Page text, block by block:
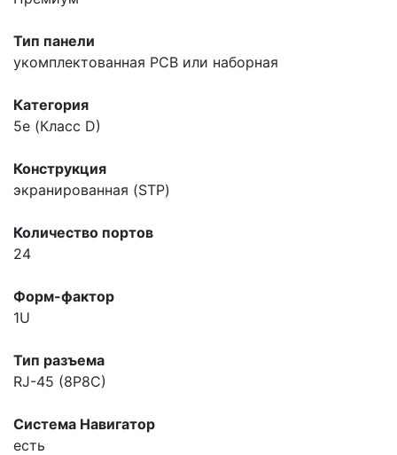
Тип панели
укомплектованная PCB или наборная
Категория
5e (Класс D)
Конструкция
экранированная (STP)
Количество портов
24
Форм-фактор
1U
Тип разъема
RJ-45 (8P8C)
Система Навигатор
есть